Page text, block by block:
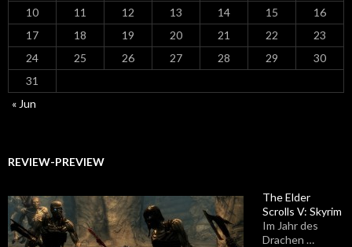
10
11 12 13 14 15
16
17
18 19 20 21 22
23
24
25 26 27 28 29
30
31
« Jun
REVIEW-PREVIEW
The Elder
Scrolls V: Skyrim
Im Jahr des
Drachen …